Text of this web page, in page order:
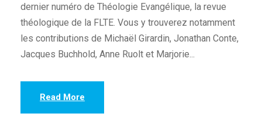
dernier numéro de Théologie Evangélique, la revue
théologique de la FLTE. Vous y trouverez notamment
les contributions de Michaël Girardin, Jonathan Conte,
Jacques Buchhold, Anne Ruolt et Marjorie...
Read More